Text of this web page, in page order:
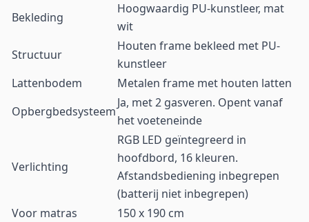
Bekleding
Hoogwaardig PU-kunstleer, mat
wit
Structuur
Houten frame bekleed met PU-
kunstleer
Lattenbodem
Metalen frame met houten latten
Opbergbedsysteem
Ja, met 2 gasveren. Opent vanaf
het voeteneinde
Verlichting
RGB LED geïntegreerd in
hoofdbord, 16 kleuren.
Afstandsbediening inbegrepen
(batterij niet inbegrepen)
Voor matras
150 x 190 cm